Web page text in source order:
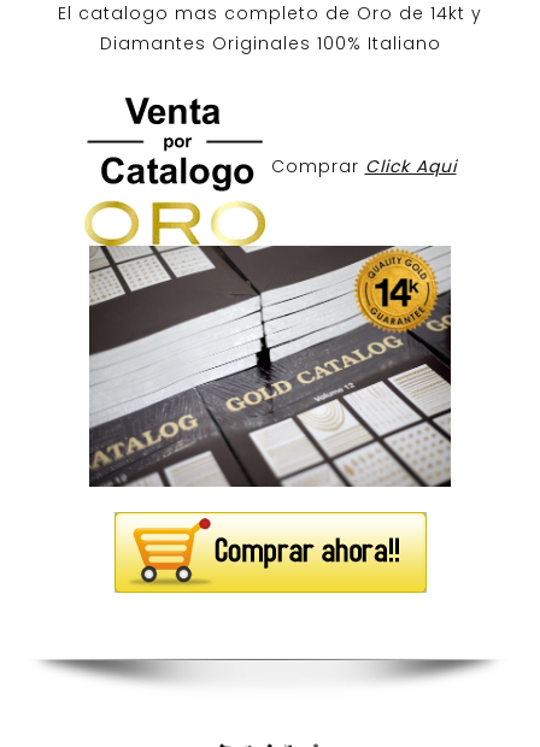
El catalogo mas completo de Oro de 14kt y
Diamantes Originales 100% Italiano
Comprar Click Aqui